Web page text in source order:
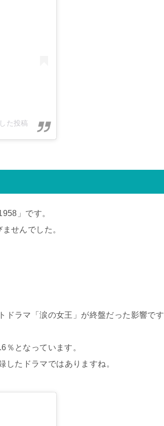
た投稿
」です。
せんでした。
ドラマ「涙の女王」が終盤だった影響です
％となっています。
たドラマではありますね。